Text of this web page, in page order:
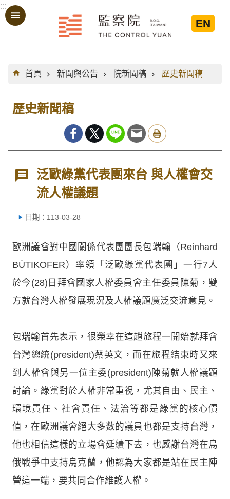
跳到主要內容區塊
:::
EN
:::
首頁
新聞與公告 院新聞稿 歷史新聞稿
歷史新聞稿
泛歐綠黨代表團來台 與人權會交
流人權議題
日期：113-03-28
歐洲議會對中國關係代表團團長包端翰（Reinhard
BÜTIKOFER）率領「泛歐綠黨代表圑」一行7人
於今(28)日拜會國家人權委員會主任委員陳菊，雙
方就台灣人權發展現況及人權議題廣泛交流意見。
包瑞翰首先表示，很榮幸在這趟旅程一開始就拜會
台灣總統(president)蔡英文，而在旅程結束時又來
到人權會與另一位主委(president)陳菊就人權議題
討論。綠黨對於人權非常重視，尤其自由、民主、
環境責任、社會責任、法治等都是綠黨的核心價
值，在歐洲議會絕大多数的議員也都是支持台灣，
他也相信這樣的立場會延續下去，也感謝台灣在烏
俄戰爭中支持烏克蘭，他認為大家都是站在民主陣
營這一端，要共同合作維護人權。